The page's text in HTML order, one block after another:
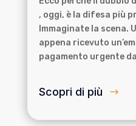
, oggi, è la difesa più
Immaginate la scena.
appena ricevuto
pagamento urgente
Scopri di più